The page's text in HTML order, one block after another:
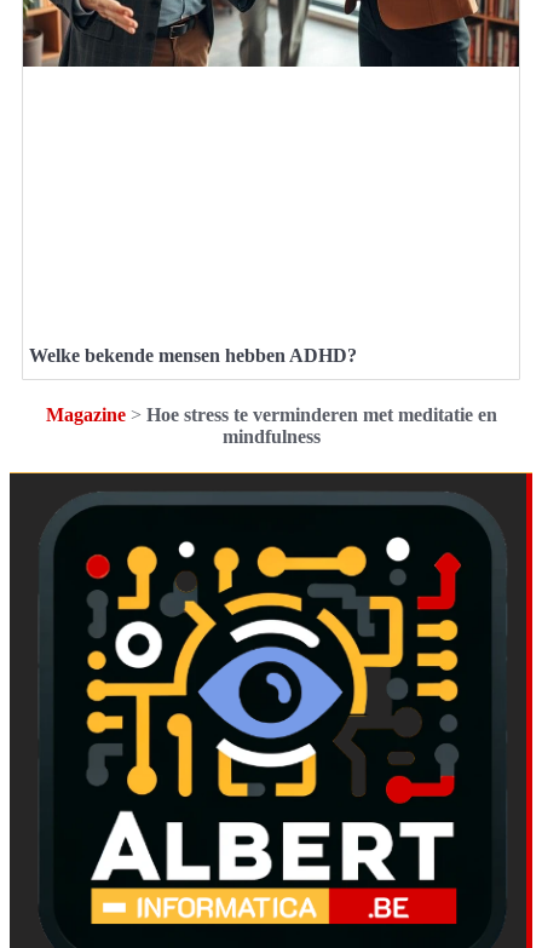
Welke bekende mensen hebben ADHD?
Magazine> Hoe stress te verminderen met meditatie en
mindfulness